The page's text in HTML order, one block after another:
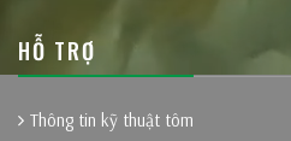
HỖ TRỢ
Thông tin kỹ thuật tôm